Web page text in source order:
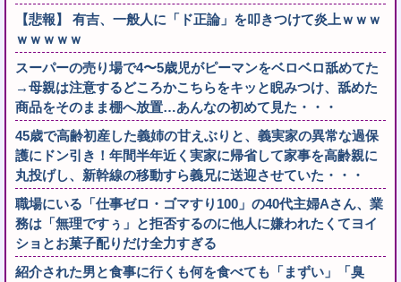
【悲報】 有吉、一般人に「ド正論」を叩きつけて炎上ｗｗｗ
ｗｗｗｗｗ
スーパーの売り場で4〜5歳児がピーマンをベロベロ舐めてた
→母親は注意するどころかこちらをキッと睨みつけ、舐めた
商品をそのまま棚へ放置…あんなの初めて見た・・・
45歳で高齢初産した義姉の甘えぶりと、義実家の異常な過保
護にドン引き！年間半年近く実家に帰省して家事を高齢親に
丸投げし、新幹線の移動すら義兄に送迎させていた・・・
職場にいる「仕事ゼロ・ゴマすり100」の40代主婦Aさん、業
務は「無理ですぅ」と拒否するのに他人に嫌われたくてヨイ
ショとお菓子配りだけ全力すぎる
紹介された男と食事に行くも何を食べても「まずい」「臭